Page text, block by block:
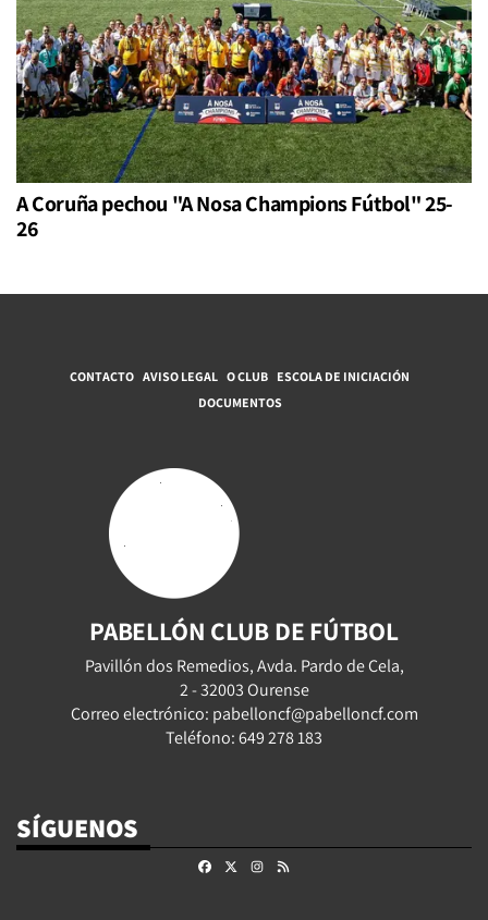
A Coruña pechou "A Nosa Champions Fútbol" 25-
26
CONTACTO AVISO LEGAL O CLUB ESCOLA DE INICIACIÓN
DOCUMENTOS
PABELLÓN CLUB DE FÚTBOL
Pavillón dos Remedios, Avda. Pardo de Cela,
2 - 32003 Ourense
Correo electrónico: pabelloncf@pabelloncf.com
Teléfono: 649 278 183
SÍGUENOS
FacebookInstagram